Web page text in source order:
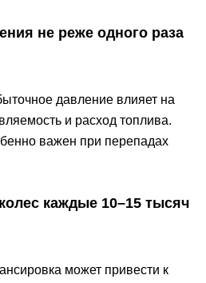
не реже одного раза
давление влияет на
и расход топлива.
важен при перепадах
каждые 10–15 тысяч
может привести к